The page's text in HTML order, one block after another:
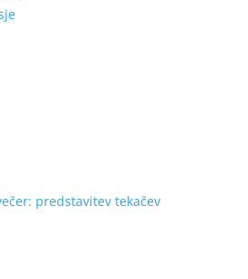
predstavitev tekačev